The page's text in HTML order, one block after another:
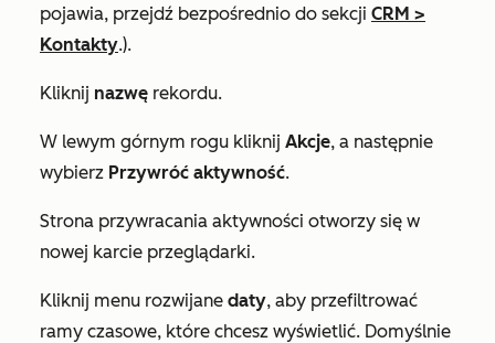
pojawia, przejdź bezpośrednio do sekcji CRM >
Kontakty.).
Kliknij nazwę rekordu.
W lewym górnym rogu kliknij Akcje, a następnie
wybierz Przywróć aktywność.
Strona przywracania aktywności otworzy się w
nowej karcie przeglądarki.
Kliknij menu rozwijane daty, aby przefiltrować
ramy czasowe, które chcesz wyświetlić. Domyślnie